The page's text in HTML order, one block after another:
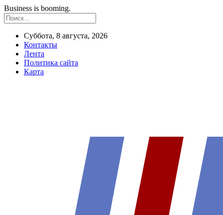
Business is booming.
Суббота, 8 августа, 2026
Контакты
Лента
Политика сайта
Карта